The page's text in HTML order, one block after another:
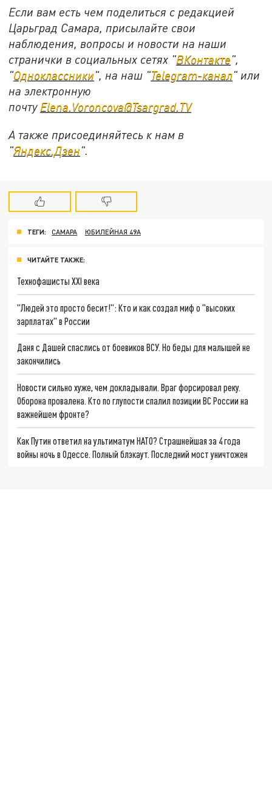
Если вам есть чем поделиться с редакцией
Царьград Самара, присылайте свои
наблюдения, вопросы и новости на наши
странички в социальных сетях "ВКонтакте",
"Одноклассники", на наш "Telegram-канал" или
на электронную
почту Elena.Voroncova@Tsargrad.TV
А также присоединяйтесь к нам в
"Яндекс.Дзен".
ТЕГИ: САМАРА ЮБИЛЕЙНАЯ 49А
ЧИТАЙТЕ ТАКЖЕ:
Технофашисты XXI века
"Людей это просто бесит!": Кто и как создал миф о "высоких
зарплатах" в России
Даня с Дашей спаслись от боевиков ВСУ. Но беды для малышей не
закончились
Новости сильно хуже, чем докладывали. Враг форсировал реку.
Оборона провалена. Кто по глупости спалил позиции ВС России на
важнейшем фронте?
Как Путин ответил на ультиматум НАТО? Страшнейшая за 4 года
войны ночь в Одессе. Полный блэкаут. Последний мост уничтожен